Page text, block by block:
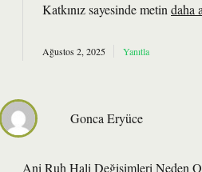
Katkınız sayesinde metin daha
Ağustos 2, 2025 Yanıtla
Gonca Eryüce
Ani Ruh Hali Değişimleri Neden